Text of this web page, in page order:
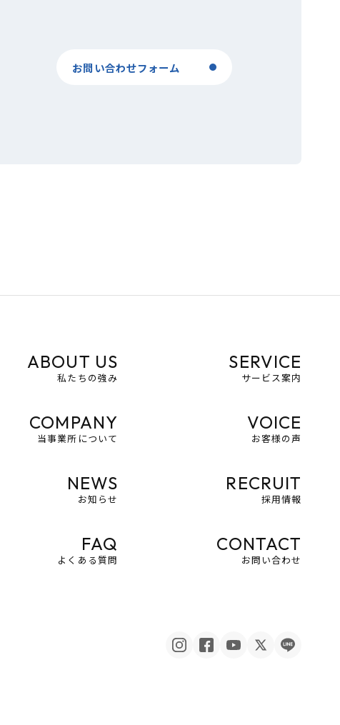
お問い合わせフォーム
ABOUT US
私たちの強み
SERVICE
サービス案内
COMPANY
当事業所について
VOICE
お客様の声
NEWS
お知らせ
RECRUIT
採用情報
FAQ
よくある質問
CONTACT
お問い合わせ